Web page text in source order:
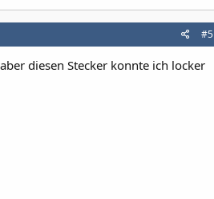
#5
diesen Stecker konnte ich locker